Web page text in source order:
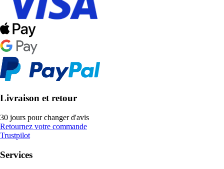
Livraison et retour
30 jours pour changer d'avis
Retournez votre commande
Trustpilot
Services